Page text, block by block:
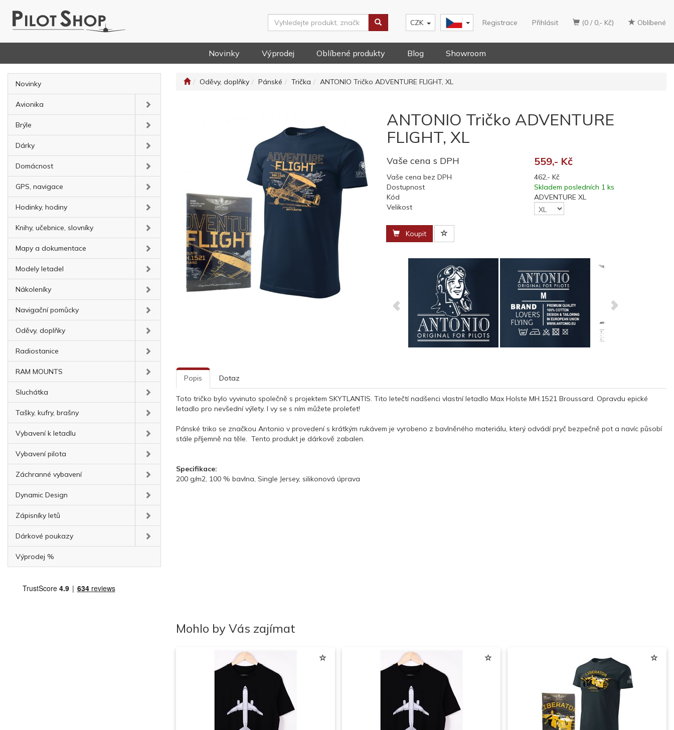
(0 / 0,- Kč) Oblíbené
Registrace Přihlásit
CZK
Novinky Výprodej Oblíbené produkty Blog Showroom
Novinky
Avionika
Brýle
Dárky
Domácnost
GPS, navigace
Hodinky, hodiny
Knihy, učebnice, slovníky
Mapy a dokumentace
Modely letadel
Nákoleníky
Navigační pomůcky
Oděvy, doplňky
Radiostanice
RAM MOUNTS
Sluchátka
Tašky, kufry, brašny
Vybavení k letadlu
Vybavení pilota
Záchranné vybavení
Dynamic Design
Zápisníky letů
Dárkové poukazy
Výprodej %
Oděvy, doplňky Pánské Trička ANTONIO Tričko ADVENTURE FLIGHT, XL
ANTONIO Tričko ADVENTURE
FLIGHT, XL
Vaše cena s DPH 559,- Kč
Vaše cena bez DPH
462,- Kč
Dostupnost
Skladem posledních 1 ks
Kód
ADVENTURE XL
Velikost
Koupit
Popis Dotaz
Toto tričko bylo vyvinuto společně s projektem SKYTLANTIS. Tito letečtí nadšenci vlastní letadlo Max Holste MH.1521 Broussard. Opravdu epické
letadlo pro nevšední výlety. I vy se s ním můžete proleťet!
Pánské triko se značkou Antonio v provedení s krátkým rukávem je vyrobeno z bavlněného materiálu, který odvádí pryč bezpečně pot a navíc působí
stále příjemně na těle. Tento produkt je dárkově zabalen.
Specifikace:
200 g/m2, 100 % bavlna, Single Jersey, silikonová úprava
Mohlo by Vás zajímat